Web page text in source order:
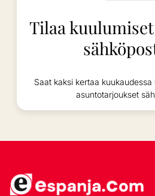
Tilaa
Saat kaksi kertaa
asuntotarjoukset